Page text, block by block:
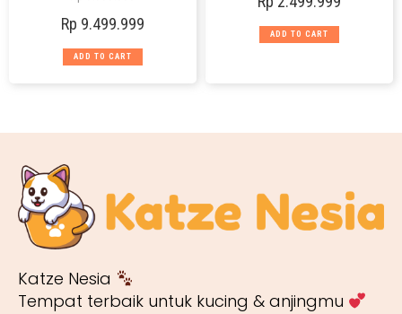
Rp 9.499.999
ADD TO CART
ADD TO CART
Katze Nesia
Tempat terbaik untuk kucing & anjingmu